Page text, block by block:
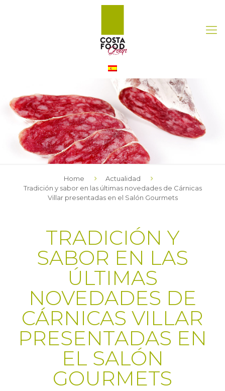
Home
Actualidad
Tradición y sabor en las últimas novedades de Cárnicas
Villar presentadas en el Salón Gourmets
TRADICIÓN Y
SABOR EN LAS
ÚLTIMAS
NOVEDADES DE
CÁRNICAS VILLAR
PRESENTADAS EN
EL SALÓN
GOURMETS